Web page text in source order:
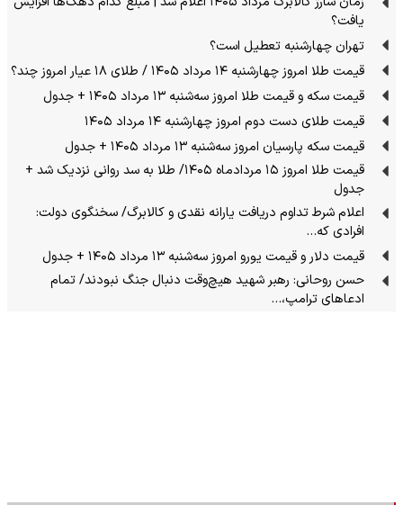
یافت؟
تهران چهارشنبه تعطیل است؟
قیمت طلا امروز چهارشنبه ۱۴ مرداد ۱۴۰۵ / طلای ۱۸ عیار امروز چند؟
قیمت سکه و قیمت طلا امروز سه‌شنبه ۱۳ مرداد ۱۴۰۵ + جدول
قیمت طلای دست دوم امروز چهارشنبه ۱۴ مرداد ۱۴۰۵
قیمت سکه پارسیان امروز سه‌شنبه ۱۳ مرداد ۱۴۰۵ + جدول
قیمت طلا امروز ۱۵ مردادماه ۱۴۰۵/ طلا به سد روانی نزدیک شد +
جدول
اعلام شرط تداوم دریافت یارانه نقدی و کالابرگ/ سخنگوی دولت:
افرادی که…
قیمت دلار و قیمت یورو امروز سه‌شنبه ۱۳ مرداد ۱۴۰۵ + جدول
حسن روحانی: رهبر شهید هیچ‌وقت دنبال جنگ نبودند/ تمام
ادعاهای ترامپ،…